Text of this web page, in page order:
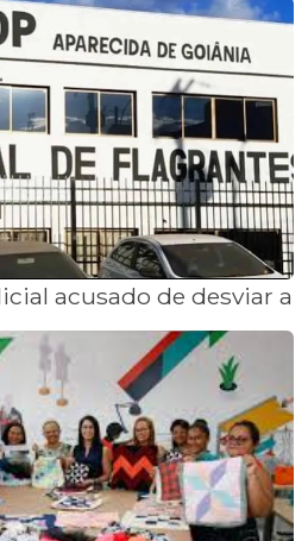
acusado de desviar